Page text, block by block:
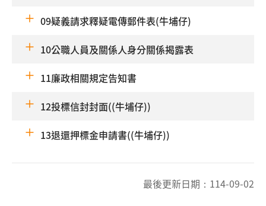
09疑義請求釋疑電傳郵件表(牛埔仔)
10公職人員及關係人身分關係揭露表
11廉政相關規定告知書
12投標信封封面((牛埔仔))
13退還押標金申請書((牛埔仔))
最後更新日期： 114-09-02